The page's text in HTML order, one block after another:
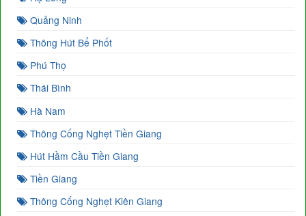
Quảng Ninh
Thông Hút Bể Phốt
Phú Thọ
Thái Bình
Hà Nam
Thông Cống Nghẹt Tiền Giang
Hút Hầm Cầu Tiền Giang
Tiền Giang
Thông Cống Nghẹt Kiên Giang